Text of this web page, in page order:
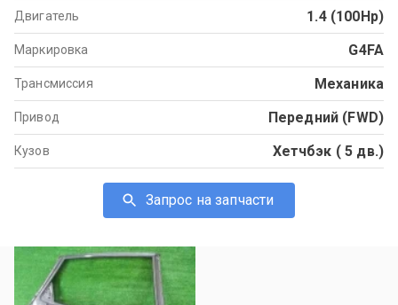
Двигатель 1.4 (100Hp)
Маркировка G4FA
Трансмиссия Механика
Привод Передний (FWD)
Кузов Хетчбэк ( 5 дв.)
Запрос на запчасти